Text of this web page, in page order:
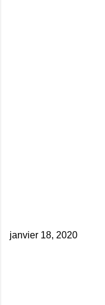
janvier 18, 2020